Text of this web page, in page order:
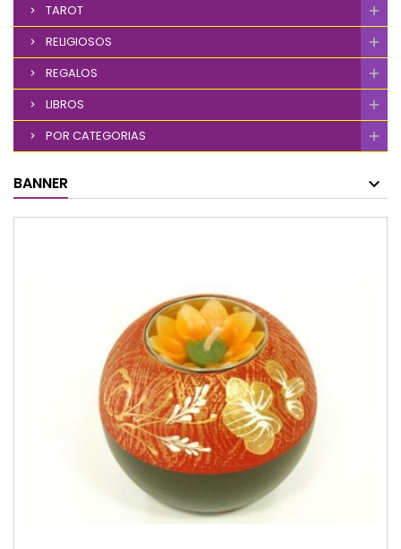
TAROT
RELIGIOSOS
REGALOS
LIBROS
POR CATEGORIAS
BANNER